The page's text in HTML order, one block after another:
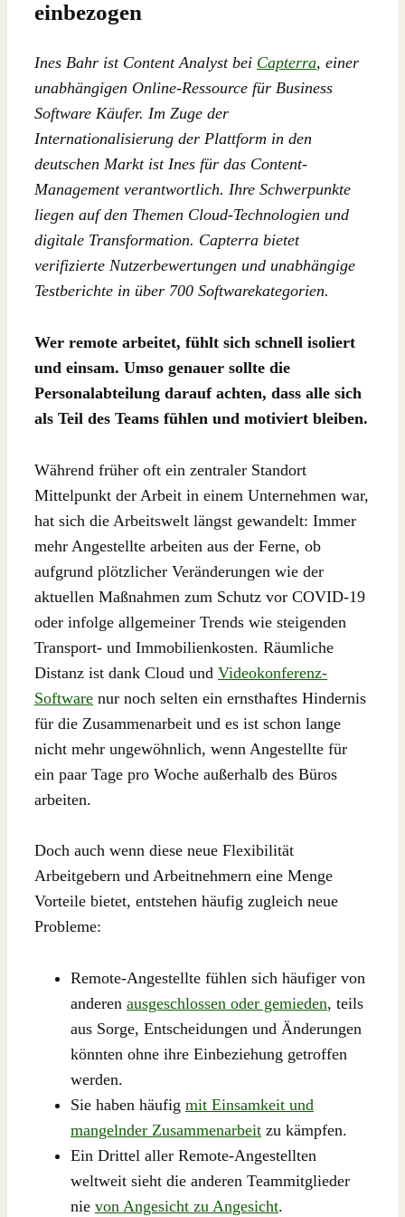
einbezogen
Ines Bahr ist Content Analyst bei Capterra, einer
unabhängigen Online-Ressource für Business
Software Käufer. Im Zuge der
Internationalisierung der Plattform in den
deutschen Markt ist Ines für das Content-
Management verantwortlich. Ihre Schwerpunkte
liegen auf den Themen Cloud-Technologien und
digitale Transformation. Capterra bietet
verifizierte Nutzerbewertungen und unabhängige
Testberichte in über 700 Softwarekategorien.
Wer remote arbeitet, fühlt sich schnell isoliert
und einsam. Umso genauer sollte die
Personalabteilung darauf achten, dass alle sich
als Teil des Teams fühlen und motiviert bleiben.
Während früher oft ein zentraler Standort
Mittelpunkt der Arbeit in einem Unternehmen war,
hat sich die Arbeitswelt längst gewandelt: Immer
mehr Angestellte arbeiten aus der Ferne, ob
aufgrund plötzlicher Veränderungen wie der
aktuellen Maßnahmen zum Schutz vor COVID-19
oder infolge allgemeiner Trends wie steigenden
Transport- und Immobilienkosten. Räumliche
Distanz ist dank Cloud und Videokonferenz-
Software nur noch selten ein ernsthaftes Hindernis
für die Zusammenarbeit und es ist schon lange
nicht mehr ungewöhnlich, wenn Angestellte für
ein paar Tage pro Woche außerhalb des Büros
arbeiten.
Doch auch wenn diese neue Flexibilität
Arbeitgebern und Arbeitnehmern eine Menge
Vorteile bietet, entstehen häufig zugleich neue
Probleme:
Remote-Angestellte fühlen sich häufiger von
anderen ausgeschlossen oder gemieden, teils
aus Sorge, Entscheidungen und Änderungen
könnten ohne ihre Einbeziehung getroffen
werden.
Sie haben häufig mit Einsamkeit und
mangelnder Zusammenarbeit zu kämpfen.
Ein Drittel aller Remote-Angestellten
weltweit sieht die anderen Teammitglieder
nie von Angesicht zu Angesicht.